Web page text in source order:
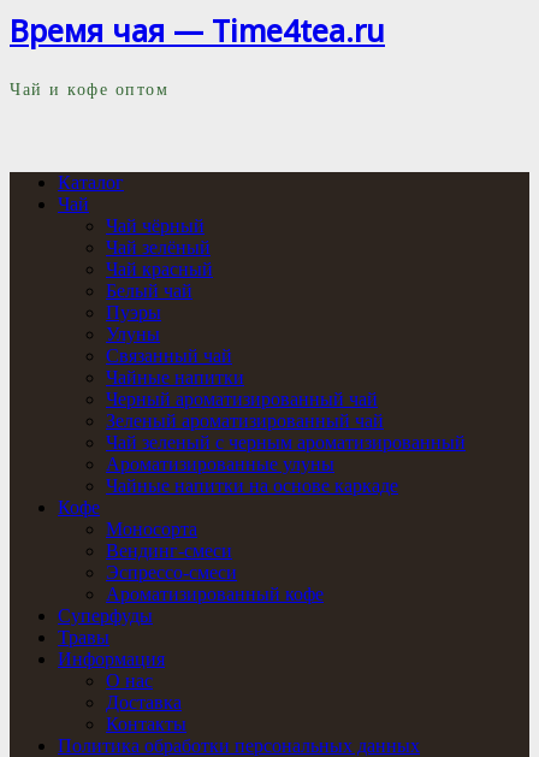
Время чая — Time4tea.ru
Чай и кофе оптом
Каталог
Чай
Чай чёрный
Чай зелёный
Чай красный
Белый чай
Пуэры
Улуны
Связанный чай
Чайные напитки
Черный ароматизированный чай
Зеленый ароматизированный чай
Чай зеленый с черным ароматизированный
Ароматизированные улуны
Чайные напитки на основе каркаде
Кофе
Моносорта
Вендинг-смеси
Эспрессо-смеси
Ароматизированный кофе
Суперфуды
Травы
Информация
О нас
Доставка
Контакты
Политика обработки персональных данных